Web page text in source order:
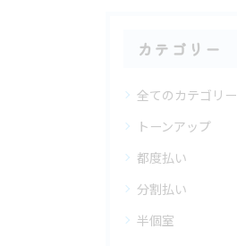
カテゴリー
全てのカテゴリー
トーンアップ
都度払い
分割払い
半個室